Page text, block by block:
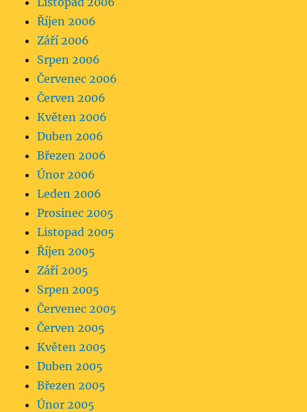
Říjen 2006
Září 2006
Srpen 2006
Červenec 2006
Červen 2006
Květen 2006
Duben 2006
Březen 2006
Únor 2006
Leden 2006
Prosinec 2005
Listopad 2005
Říjen 2005
Září 2005
Srpen 2005
Červenec 2005
Červen 2005
Květen 2005
Duben 2005
Březen 2005
Únor 2005